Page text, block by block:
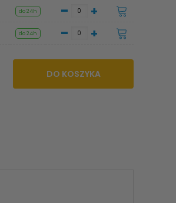
do 24h - +
do 24h - +
DO KOSZYKA